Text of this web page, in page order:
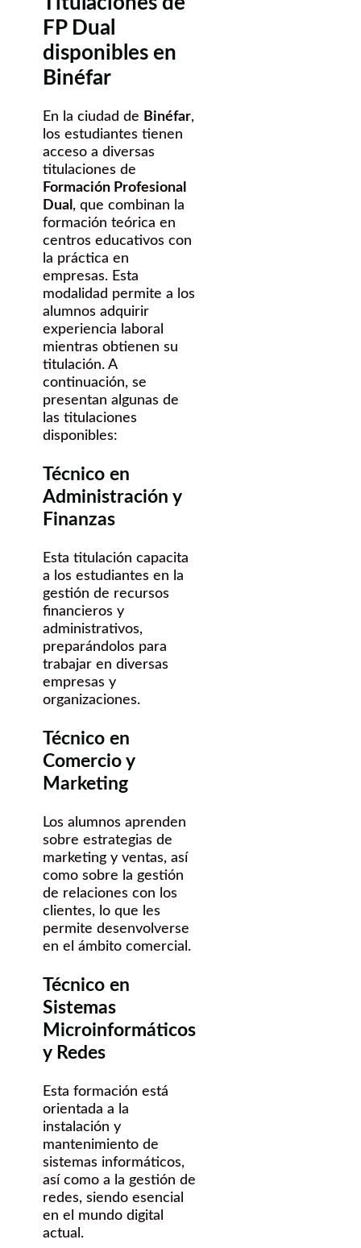
FP Dual
disponibles en
Binéfar
En la ciudad de Binéfar,
los estudiantes tienen
acceso a diversas
titulaciones de
Formación Profesional
Dual , que combinan la
formación teórica en
centros educativos con
la práctica en
empresas. Esta
modalidad permite a los
alumnos adquirir
experiencia laboral
mientras obtienen su
titulación. A
continuación, se
presentan algunas de
las titulaciones
disponibles:
Técnico en
Administración y
Finanzas
Esta titulación capacita
a los estudiantes en la
gestión de recursos
financieros y
administrativos,
preparándolos para
trabajar en diversas
empresas y
organizaciones.
Técnico en
Comercio y
Marketing
Los alumnos aprenden
sobre estrategias de
marketing y ventas, así
como sobre la gestión
de relaciones con los
clientes, lo que les
permite desenvolverse
en el ámbito comercial.
Técnico en
Sistemas
Microinformáticos
y Redes
Esta formación está
orientada a la
instalación y
mantenimiento de
sistemas informáticos,
así como a la gestión de
redes, siendo esencial
en el mundo digital
actual.